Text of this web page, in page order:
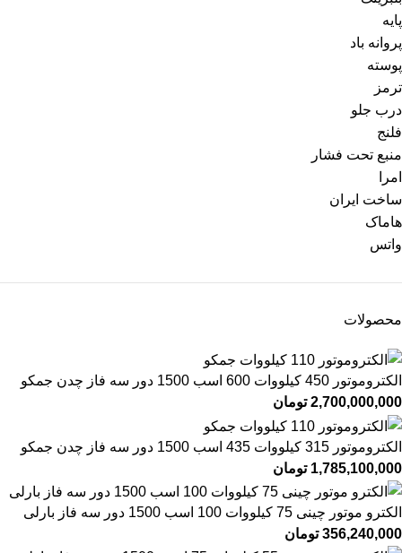
پایه
پروانه باد
پوسته
ترمز
درب جلو
فلنج
منبع تحت فشار
امرا
ساخت ایران
هاماک
واتس
محصولات
الکتروموتور 450 کیلووات 600 اسب 1500 دور سه فاز چدن جمکو
2,700,000,000 تومان
الکتروموتور 315 کیلووات 435 اسب 1500 دور سه فاز چدن جمکو
1,785,100,000 تومان
الکترو موتور چینی 75 کیلووات 100 اسب 1500 دور سه فاز بارلی
356,240,000 تومان